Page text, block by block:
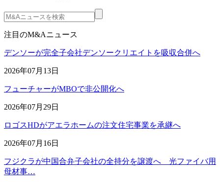
注目のM&Aニュース
デンソーが完全子会社デンソークリエイトを吸収合併へ
2026年07月13日
フューチャーがMBOで非公開化へ
2026年07月29日
ロゴスHDがアエラホームの注文住宅事業を承継へ
2026年07月16日
フジクラが中国合弁子会社の全持分を譲渡へ 光ファイバ用
母材事…